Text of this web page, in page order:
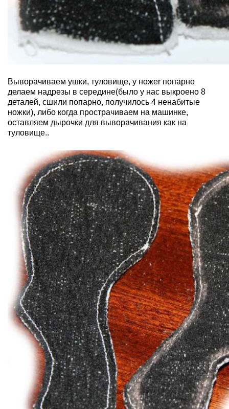
Выворачиваем ушки, туловище, у ножеr попарно
делаем надрезы в середине(было у нас выкроено 8
деталей, сшили попарно, получилось 4 ненабитые
ножки), либо когда прострачиваем на машинке,
оставляем дырочки для выворачивания как на
туловище..